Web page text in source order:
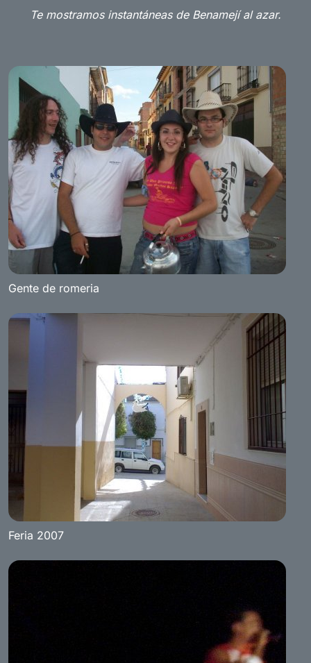
Te mostramos instantáneas de Benamejí al azar.
Gente de romeria
Feria 2007